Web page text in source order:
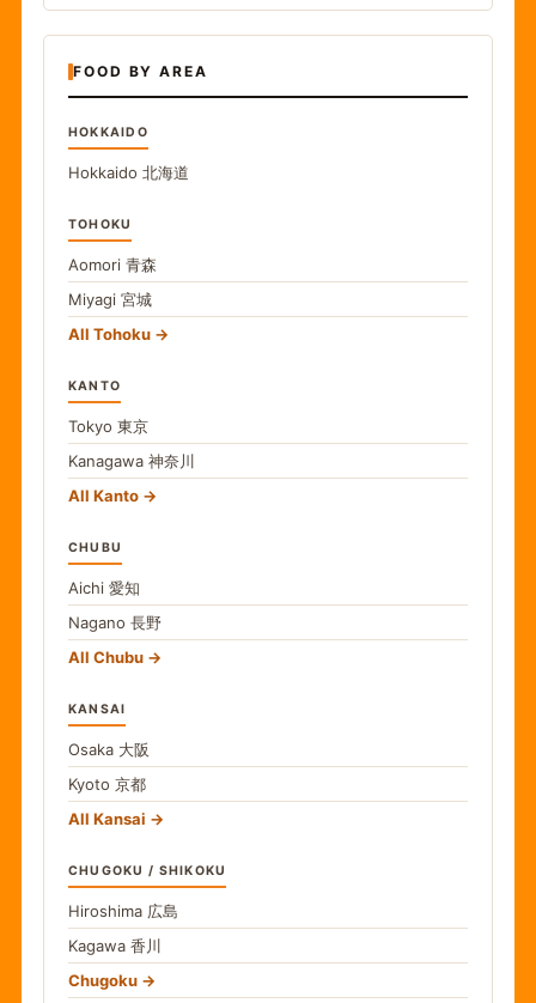
FOOD BY AREA
HOKKAIDO
Hokkaido 北海道
TOHOKU
Aomori 青森
Miyagi 宮城
All Tohoku
KANTO
Tokyo 東京
Kanagawa 神奈川
All Kanto
CHUBU
Aichi 愛知
Nagano 長野
All Chubu
KANSAI
Osaka 大阪
Kyoto 京都
All Kansai
CHUGOKU / SHIKOKU
Hiroshima 広島
Kagawa 香川
Chugoku